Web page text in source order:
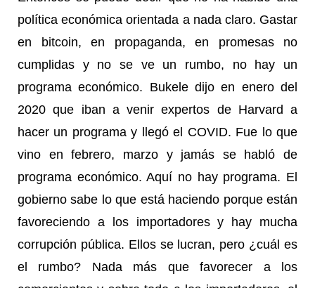
política económica orientada a nada claro. Gastar
en bitcoin, en propaganda, en promesas no
cumplidas y no se ve un rumbo, no hay un
programa económico. Bukele dijo en enero del
2020 que iban a venir expertos de Harvard a
hacer un programa y llegó el COVID. Fue lo que
vino en febrero, marzo y jamás se habló de
programa económico. Aquí no hay programa. El
gobierno sabe lo que está haciendo porque están
favoreciendo a los importadores y hay mucha
corrupción pública. Ellos se lucran, pero ¿cuál es
el rumbo? Nada más que favorecer a los